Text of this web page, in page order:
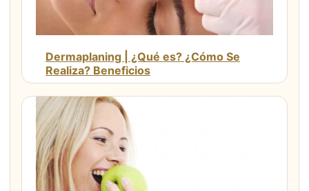
Dermaplaning | ¿Qué es? ¿Cómo Se
Realiza? Beneficios